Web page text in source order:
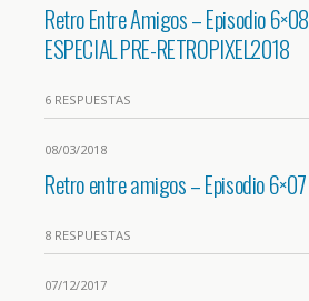
Retro Entre Amigos – Episodio 6×08
ESPECIAL PRE-RETROPIXEL2018
6 RESPUESTAS
08/03/2018
Retro entre amigos – Episodio 6×07
8 RESPUESTAS
07/12/2017